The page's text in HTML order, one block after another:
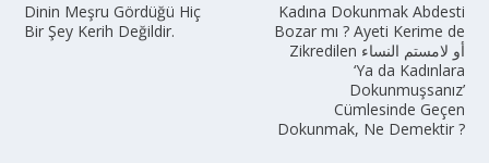
Dinin Meşru Gördüğü Hiç
Bir Şey Kerih Değildir.
Kadına Dokunmak Abdesti
Bozar mı ? Ayeti Kerime de
Zikredilen أو لامستم النساء
‘Ya da Kadınlara
Dokunmuşsanız’
Cümlesinde Geçen
Dokunmak, Ne Demektir ?